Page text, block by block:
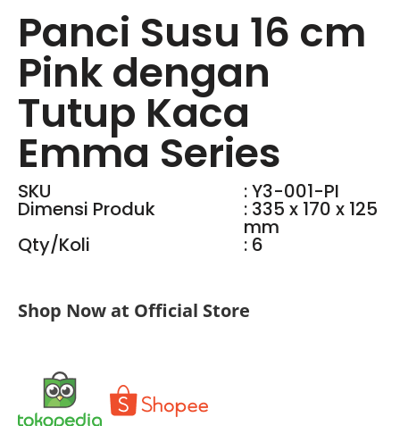
Panci Susu 16 cm
Pink dengan
Tutup Kaca
Emma Series
SKU : Y3-001-PI
Dimensi Produk : 335 x 170 x 125
mm
Qty/Koli : 6
Shop Now at Official Store